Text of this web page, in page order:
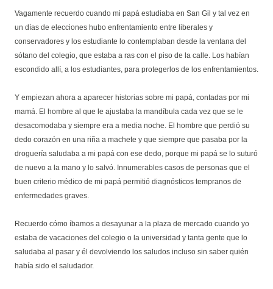
Vagamente recuerdo cuando mi papá estudiaba en San Gil y tal vez en
un días de elecciones hubo enfrentamiento entre liberales y
conservadores y los estudiante lo contemplaban desde la ventana del
sótano del colegio, que estaba a ras con el piso de la calle. Los habían
escondido allí, a los estudiantes, para protegerlos de los enfrentamientos.
Y empiezan ahora a aparecer historias sobre mi papá, contadas por mi
mamá. El hombre al que le ajustaba la mandíbula cada vez que se le
desacomodaba y siempre era a media noche. El hombre que perdió su
dedo corazón en una riña a machete y que siempre que pasaba por la
droguería saludaba a mi papá con ese dedo, porque mi papá se lo suturó
de nuevo a la mano y lo salvó. Innumerables casos de personas que el
buen criterio médico de mi papá permitió diagnósticos tempranos de
enfermedades graves.
Recuerdo cómo íbamos a desayunar a la plaza de mercado cuando yo
estaba de vacaciones del colegio o la universidad y tanta gente que lo
saludaba al pasar y él devolviendo los saludos incluso sin saber quién
había sido el saludador.